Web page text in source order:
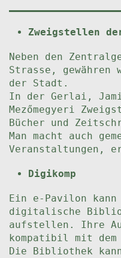
Zweigstellen
Neben den
Strasse,
der Stadt.
In der Gerlai,
Mezőmegyeri
Bücher und
Man macht auch
Veranstaltungen,
Digikomp
Ein e-Pavilon
digitalische
aufstellen. Ihre
kompatibil mit
Die Bibliothek